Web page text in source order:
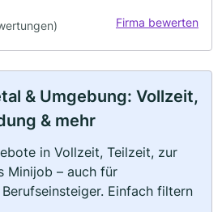
Firma bewerten
& Umgebung: Vollzeit,
& mehr
in Vollzeit, Teilzeit, zur
Minijob – auch für
Einfach filtern